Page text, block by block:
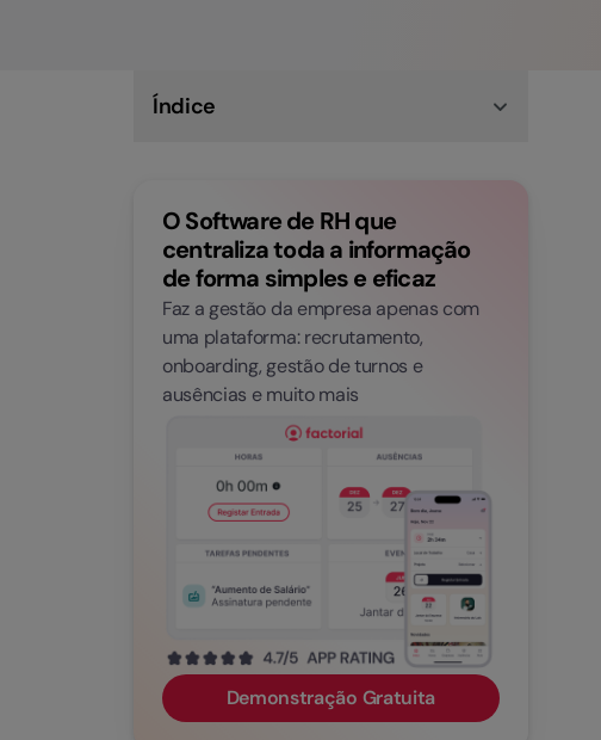
Índice
o melhor software de gestão documental para
Porque é que a Factorial é mais do que um
software de gestão documental?
O Software de RH que
centraliza toda a informação
de forma simples e eficaz
Faz a gestão da empresa apenas com
uma plataforma: recrutamento,
onboarding, gestão de turnos e
ausências e muito mais
Demonstração Gratuita